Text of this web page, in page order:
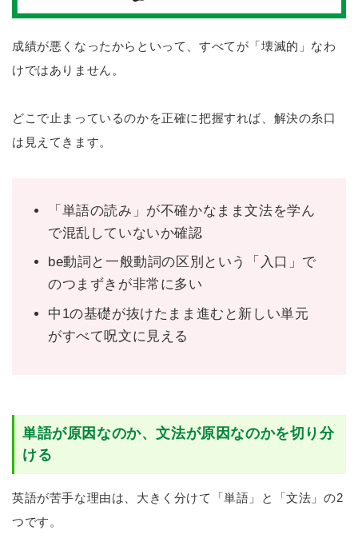
成績が悪くなったからといって、すべてが「壊滅的」なわ
けではありません。
どこで止まっているのかを正確に把握すれば、解決の糸口
は見えてきます。
「単語の読み」が不確かなまま文法を学ん
で混乱していないか確認
be動詞と一般動詞の区別という「入口」で
のつまずきが非常に多い
中1の基礎が抜けたまま進むと新しい単元
がすべて呪文に見える
単語が原因なのか、文法が原因なのかを切り分
ける
英語が苦手な理由は、大きく分けて「単語」と「文法」の2
つです。